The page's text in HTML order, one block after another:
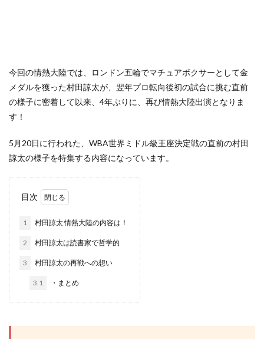
今回の情熱大陸では、ロンドン五輪でマチュアボクサーとして金
メダルを獲った村田諒太が、翌年プロ転向後初の試合に挑む直前
の様子に密着して以来、4年ぶりに、再び情熱大陸出演となりま
す！
5月20日に行われた、WBA世界ミドル級王座決定戦の直前の村田
諒太の様子を特集する内容になっています。
目次
1 村田諒太 情熱大陸の内容は！
2 村田諒太は読書家で哲学的
3 村田諒太の再戦への想い
3.1 ・まとめ